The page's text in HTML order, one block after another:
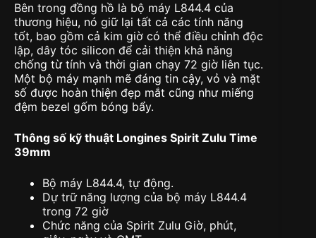
Bên trong đồng hồ là bộ máy L844.4 của
thương hiệu, nó giữ lại tất cả các tính năng
tốt, bao gồm cả kim giờ có thể điều chỉnh độc
lập, dây tóc silicon để cải thiện khả năng
chống từ tính và thời gian chạy 72 giờ liên tục.
Một bộ máy mạnh mẽ đáng tin cậy, vỏ và mặt
số được hoàn thiện đẹp mắt cũng như miếng
đệm bezel gốm bóng bẩy.
Thông số kỹ thuật Longines Spirit Zulu Time
39mm
Bộ máy L844.4, tự động.
Dự trữ năng lượng của bộ máy L844.4
trong 72 giờ
Chức năng của Spirit Zulu Giờ, phút,